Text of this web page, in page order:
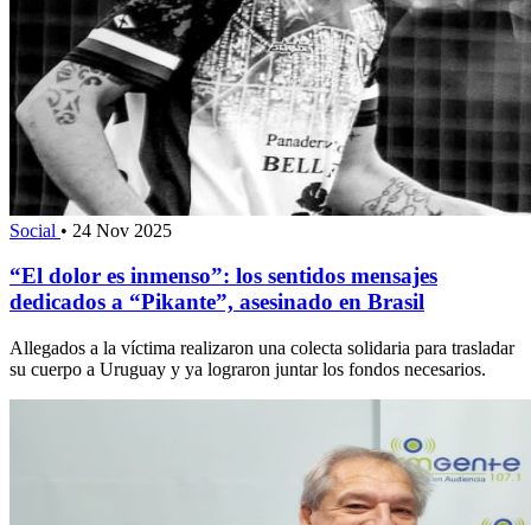
Social • 24 Nov 2025
“El dolor es inmenso”: los sentidos mensajes
dedicados a “Pikante”, asesinado en Brasil
Allegados a la víctima realizaron una colecta solidaria para trasladar
su cuerpo a Uruguay y ya lograron juntar los fondos necesarios.